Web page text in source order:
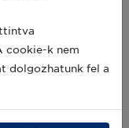
az ún. GS1
adott időszak
A
a GS1
cookie-k nem
dolgozhatunk fel a